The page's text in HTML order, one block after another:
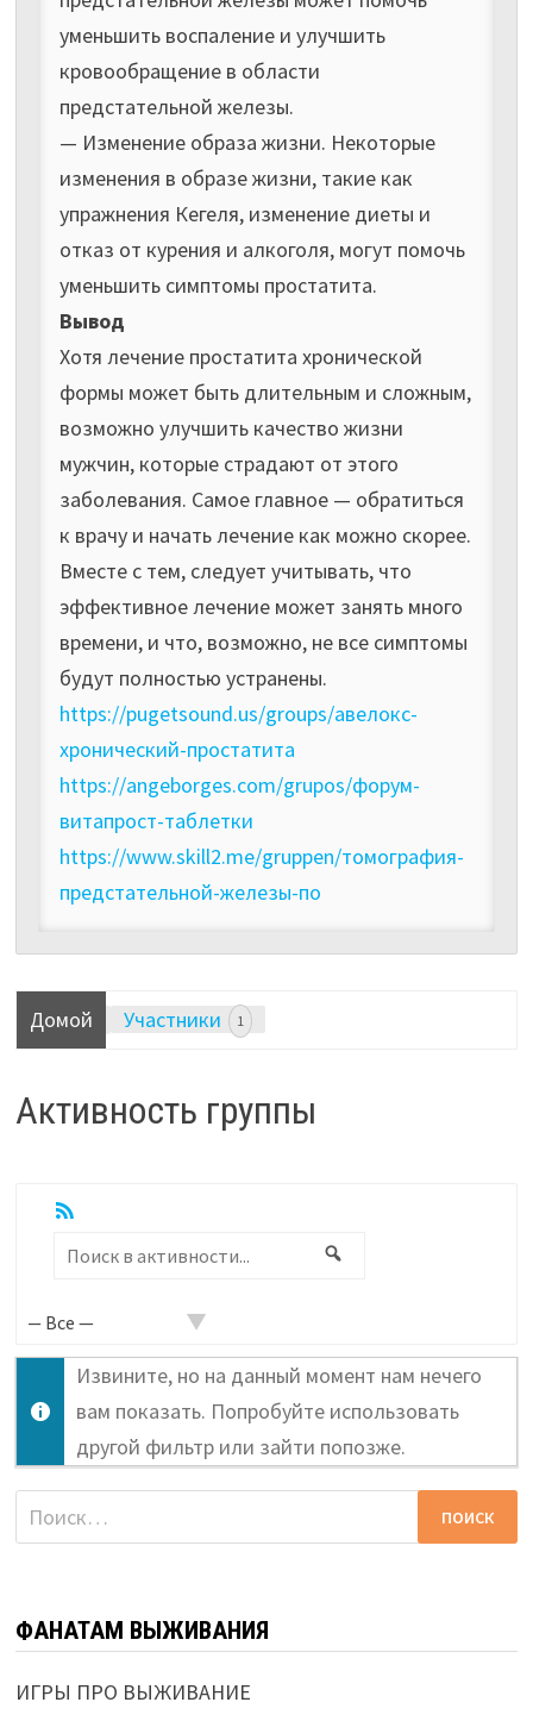
уменьшить воспаление и улучшить
кровообращение в области
предстательной железы.
— Изменение образа жизни. Некоторые
изменения в образе жизни, такие как
упражнения Кегеля, изменение диеты и
отказ от курения и алкоголя, могут помочь
уменьшить симптомы простатита.
Вывод
Хотя лечение простатита хронической
формы может быть длительным и сложным,
возможно улучшить качество жизни
мужчин, которые страдают от этого
заболевания. Самое главное — обратиться
к врачу и начать лечение как можно скорее.
Вместе с тем, следует учитывать, что
эффективное лечение может занять много
времени, и что, возможно, не все симптомы
будут полностью устранены.
https://pugetsound.us/groups/авелокс-
хронический-простатита
https://angeborges.com/grupos/форум-
витапрост-таблетки
https://www.skill2.me/gruppen/томография-
предстательной-железы-по
Домой Участники 1
Активность группы
RSS
Поиск
активности...
Извините, но на данный момент нам нечего
вам показать. Попробуйте использовать
другой фильтр или зайти попозже.
Найти:
ФАНАТАМ ВЫЖИВАНИЯ
ИГРЫ ПРО ВЫЖИВАНИЕ